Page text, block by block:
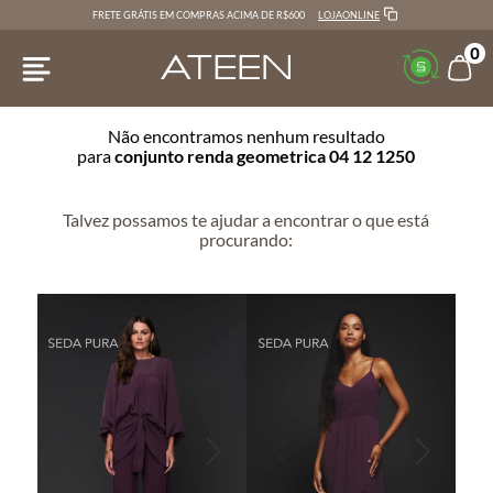
FRETE GRÁTIS EM COMPRAS ACIMA DE R$600 LOJAONLINE
0
Não encontramos nenhum resultado
paraconjunto renda geometrica 04 12 1250
Talvez possamos te ajudar a encontrar o que está
procurando: